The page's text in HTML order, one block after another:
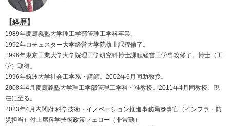
【経歴】
1989年慶應義塾大学理工学部管理工学科卒業。
1992年ロチェスター大学経営大学院修士課程修了。
1996年東京工業大学大学院理工学研究科博士課程経営工学専攻修了。博士（工
学）取得。
1996年筑波大学社会工学系・講師。2002年6月同助教授。
2008年4月慶應義塾大学理工学部管理工学科・准教授。2011年4月同教授、現
在に至る。
2023年4月内閣府 科学技術・イノベーション推進事務局参事官（インフラ・防
災担当）付上席科学技術政策フェロー（非常勤）